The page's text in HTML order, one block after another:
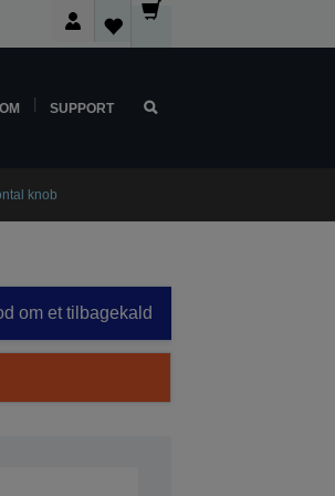
OM SUPPORT
knob
om et tilbagekald